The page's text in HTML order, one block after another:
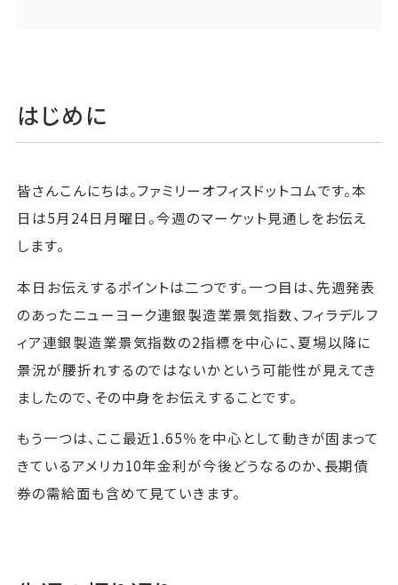
はじめに
皆さんこんにちは。ファミリーオフィスドットコムです。本
日は5月24日月曜日。今週のマーケット見通しをお伝え
します。
本日お伝えするポイントは二つです。一つ目は、先週発表
のあったニューヨーク連銀製造業景気指数、フィラデルフ
ィア連銀製造業景気指数の2指標を中心に、夏場以降に
景況が腰折れするのではないかという可能性が見えてき
ましたので、その中身をお伝えすることです。
もう一つは、ここ最近1.65％を中心として動きが固まって
きているアメリカ10年金利が今後どうなるのか、長期債
券の需給面も含めて見ていきます。